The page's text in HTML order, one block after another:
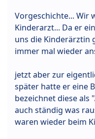
Vorgeschichte... Wir
Kinderarzt... Da er
uns die Kinderärztin
immer mal wieder
jetzt aber zur
später hatte er eine
bezeichnet diese als
auch ständig was
waren wieder beim